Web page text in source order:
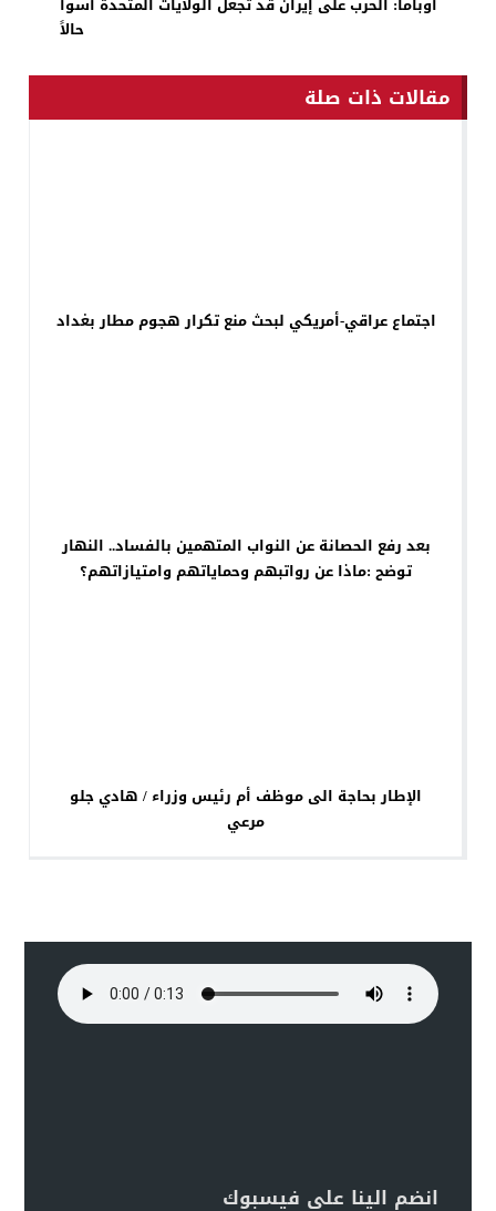
حالاً
مقالات ذات صلة
اجتماع عراقي-أمريكي لبحث منع تكرار هجوم مطار بغداد
بعد رفع الحصانة عن النواب المتهمين بالفساد.. النهار
توضح :ماذا عن رواتبهم وحماياتهم وامتيازاتهم؟
الإطار بحاجة الى موظف أم رئيس وزراء / هادي جلو
مرعي
انضم الينا على فيسبوك